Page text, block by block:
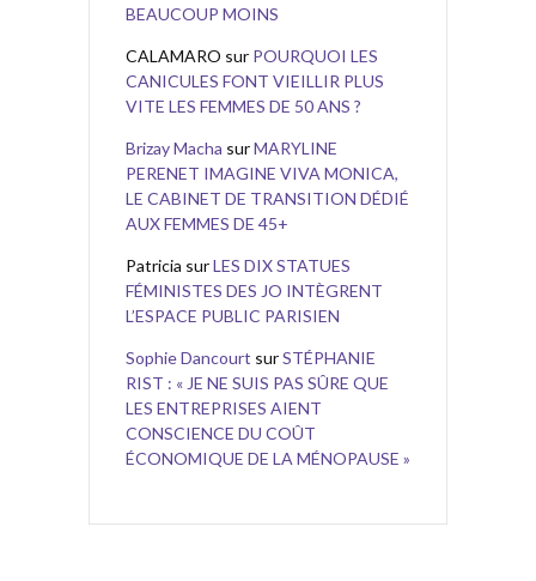
BEAUCOUP MOINS
CALAMARO sur POURQUOI LES
CANICULES FONT VIEILLIR PLUS
VITE LES FEMMES DE 50 ANS ?
Brizay Macha surMARYLINE
PERENET IMAGINE VIVA MONICA,
LE CABINET DE TRANSITION DÉDIÉ
AUX FEMMES DE 45+
Patricia surLES DIX STATUES
FÉMINISTES DES JO INTÈGRENT
L’ESPACE PUBLIC PARISIEN
Sophie Dancourt surSTÉPHANIE
RIST : « JE NE SUIS PAS SÛRE QUE
LES ENTREPRISES AIENT
CONSCIENCE DU COÛT
ÉCONOMIQUE DE LA MÉNOPAUSE »